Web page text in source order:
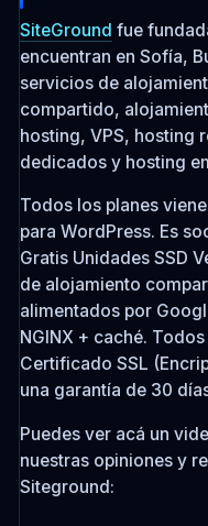
SiteGround fue
encuentran en Sofía,
servicios de
compartido,
hosting, VPS, hosting
dedicados y hosting
Todos los planes
para WordPress. Es
Gratis Unidades SSD
de alojamiento
alimentados por
NGINX + caché.
Certificado SSL
una garantía de 30
Puedes ver acá un
nuestras opiniones y
Siteground: